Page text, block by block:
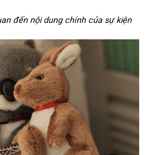
đến nội dung chính của sự kiện